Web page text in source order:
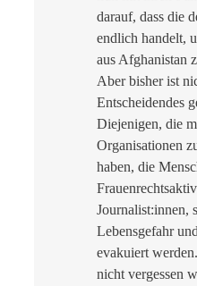
darauf, dass die
endlich handelt,
aus Afghanistan
Aber bisher ist
Entscheidendes
Diejenigen, die
Organisationen
haben, die
Journalist:innen,
Lebensgefahr
evakuiert
nicht vergessen